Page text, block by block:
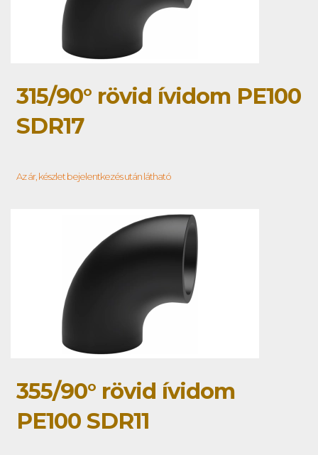
315/90° rövid ívidom PE100
SDR17
Az ár, készlet bejelentkezés után látható
355/90° rövid ívidom
PE100 SDR11